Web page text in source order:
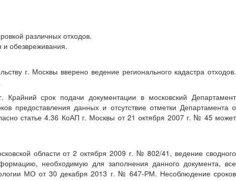
различных отходов.
и обезвреживания.
г. Москвы вверено ведение регионального кадастра отходов.
срок подачи документации в московский Департамент
предоставления данных и отсутствие отметки Департамента о
статье 4.36 КоАП г. Москвы от 21 октября 2007 г. № 45 может
области от 2 октября 2009 г. № 802/41, ведение сводного
необходимую для заполнения данного документа, все
МО от 30 декабря 2013 г. № 647-РМ. Несоблюдение сроков